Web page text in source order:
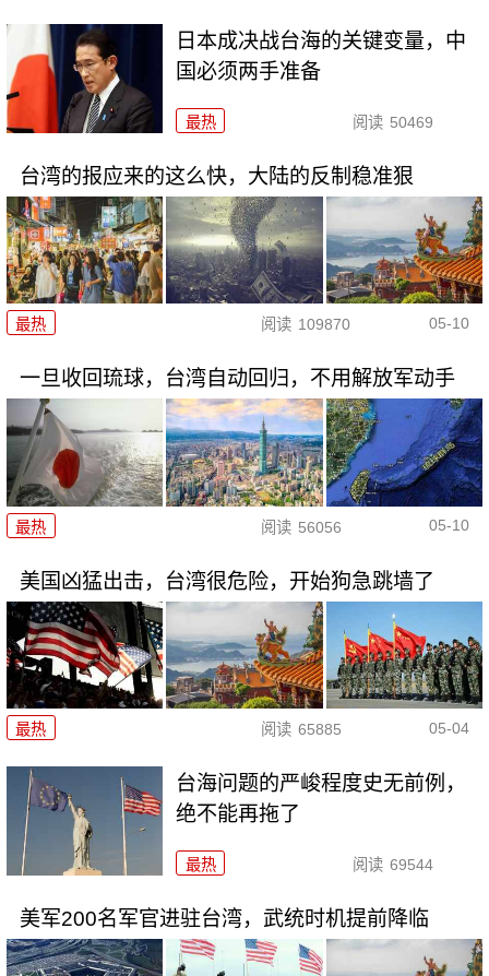
日本成决战台海的关键变量，中
国必须两手准备
最热 阅读 50469
台湾的报应来的这么快，大陆的反制稳准狠
最热 阅读 109870 05-10
一旦收回琉球，台湾自动回归，不用解放军动手
最热 阅读 56056 05-10
美国凶猛出击，台湾很危险，开始狗急跳墙了
最热 阅读 65885 05-04
台海问题的严峻程度史无前例，
绝不能再拖了
最热 阅读 69544
美军200名军官进驻台湾，武统时机提前降临